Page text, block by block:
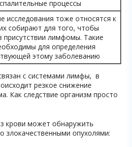
процессы
исследования тоже относятся к
собирают для того, чтобы
присутствии лимфомы. Такие
для определения
этому заболеванию
с системами лимфы, в
резкое снижение
Как следствие организм просто
крови может обнаружить
злокачественными опухолями: